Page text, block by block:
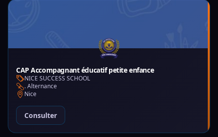
CAP Accompagnant éducatif petite enfance
NICE SUCCESS SCHOOL
. Alternance
Nice
Consulter